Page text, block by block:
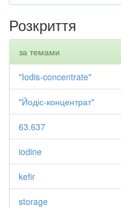
Розкриття
за темами
"Iodis-concentrate"
"Йодіс-концентрат"
63.637
iodine
kefir
storage